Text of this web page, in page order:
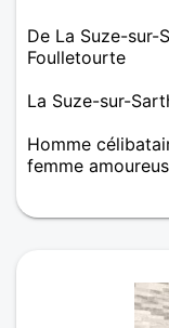
De La Suze-sur-
Foulletourte
La Suze-sur-
Homme
femme
personne